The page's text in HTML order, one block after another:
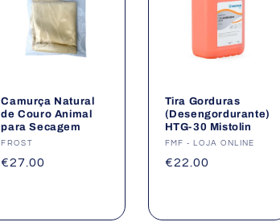
Camurça Natural
de Couro Animal
para Secagem
Fornecedor:
FROST
Preço
€27.00
Tira Gorduras
(Desengordurante)
HTG-30 Mistolin
Fornecedor:
FMF - LOJA ONLINE
Preço
€22.00